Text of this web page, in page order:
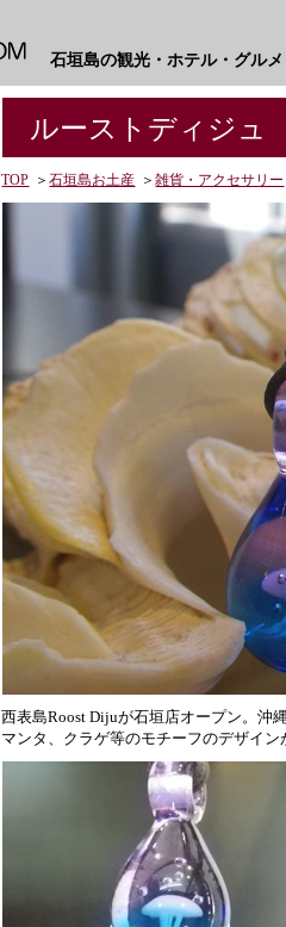
石垣島の観光・ホテル・グル
ルーストディジュ
TOP ＞石垣島お土産 ＞雑貨・アクセサリー
西表島Roost Dijuが石垣店オープン。沖
マンタ、クラゲ等のモチーフのデザイン